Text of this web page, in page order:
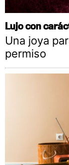
Lujo con
Una joya
permiso